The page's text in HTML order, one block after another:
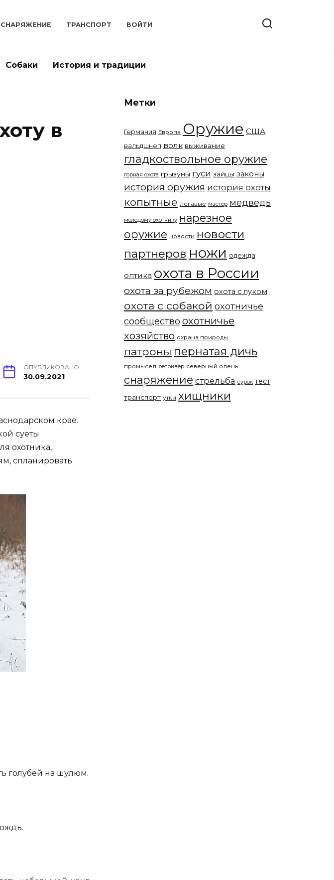
СНАРЯЖЕНИЕ ТРАНСПОРТ ВОЙТИ
Собаки История и традиции
в
ОПУБЛИКОВАНО
30.09.2021
крае.
суеты
охотника,
спланировать
голубей на шулюм.
Метки
Германия Европа Оружие США
вальдшнеп волк выживание
гладкоствольное оружие
горная охота грызуны гуси зайцы законы
история оружия история охоты
копытные легавые мастер медведь
молодому охотнику нарезное
оружие новости новости
партнеров ножи одежда
оптика охота в России
охота за рубежом охота с луком
охота с собакой охотничье
сообщество охотничье
хозяйство охрана природы
патроны пернатая дичь
промысел ретривер северный олень
снаряжение стрельба сурок тест
транспорт утки хищники